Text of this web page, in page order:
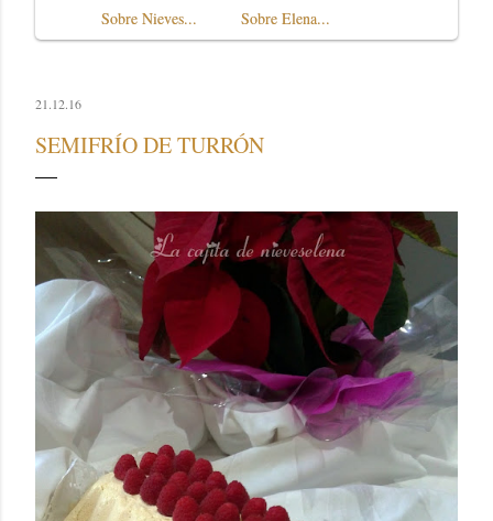
Sobre Nieves...
Sobre Elena...
21.12.16
SEMIFRÍO DE TURRÓN